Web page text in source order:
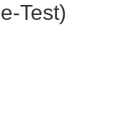
Test)